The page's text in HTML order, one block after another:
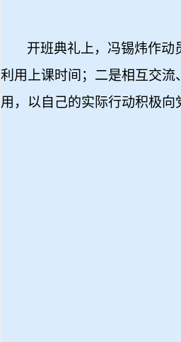
开班典礼上，冯锡炜作
利用上课时间；二是相互交
用，以自己的实际行动积极向